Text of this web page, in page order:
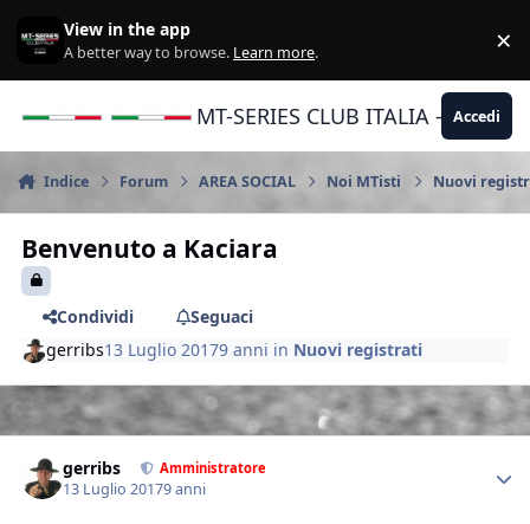
View in the app
A better way to browse. Learn more. ×
MT-SERIES CLUB ITALIA -Accedi
Indice Forum AREA SOCIAL Noi MTisti Nuovi
Benvenuto a Kaciara
Condividi
Seguaci
gerribs13 Luglio 20179 anni in Nuovi registrati
gerribs Amministratore
13 Luglio 20179 anni